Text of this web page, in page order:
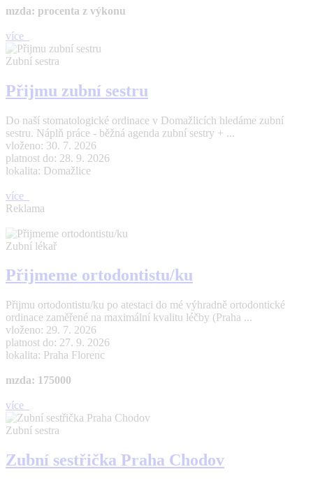
mzda: procenta z výkonu
více
Zubní sestra
Přijmu zubní sestru
Do naší stomatologické ordinace v Domažlicích hledáme zubní
sestru. Náplň práce - běžná agenda zubní sestry + ...
vloženo: 30. 7. 2026
platnost do: 28. 9. 2026
lokalita: Domažlice
více
Reklama
Zubní lékař
Přijmeme ortodontistu/ku
Přijmu ortodontistu/ku po atestaci do mé výhradně ortodontické
ordinace zaměřené na maximální kvalitu léčby (Praha ...
vloženo: 29. 7. 2026
platnost do: 27. 9. 2026
lokalita: Praha Florenc
mzda: 175000
více
Zubní sestra
Zubní sestřička Praha Chodov